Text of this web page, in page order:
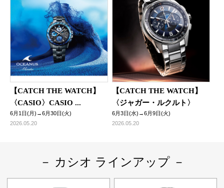
【CATCH THE WATCH】
〈CASIO〉CASIO ...
6月1日(月)→6月30日(火)
2026.05.20
【CATCH THE WATCH】
〈ジャガー・ルクルト〉
6月3日(水)→6月9日(火)
2026.05.20
－ カシオ ラインアップ －